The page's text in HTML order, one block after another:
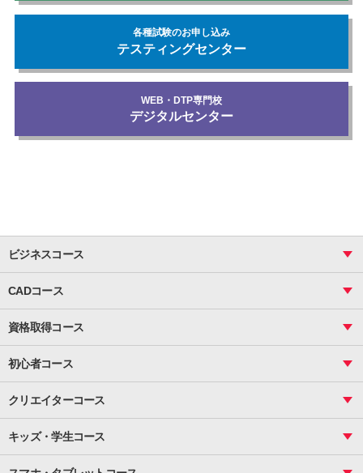
各種試験のお申し込み
テスティングセンター
WEB・DTP専門校
デジタルセンター
ビジネスコース
関数
ピボットテーブル
マクロ
資料作成（基礎）
資料作成（応用）
CADコース
図面作成（基礎）
図面作成（応用）
資格取得コース
ビジネス統計
CS
サーティファイ
初心者コース
インターネット活用
メール活用
クリエイターコース
基礎
応用
キッズ・学生コース